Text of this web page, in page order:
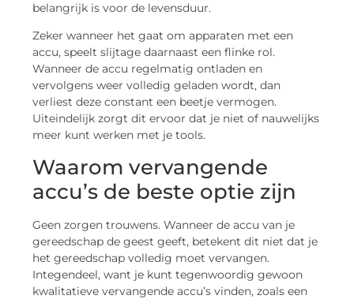
belangrijk is voor de levensduur.
Zeker wanneer het gaat om apparaten met een
accu, speelt slijtage daarnaast een flinke rol.
Wanneer de accu regelmatig ontladen en
vervolgens weer volledig geladen wordt, dan
verliest deze constant een beetje vermogen.
Uiteindelijk zorgt dit ervoor dat je niet of nauwelijks
meer kunt werken met je tools.
Waarom vervangende
accu’s de beste optie zijn
Geen zorgen trouwens. Wanneer de accu van je
gereedschap de geest geeft, betekent dit niet dat je
het gereedschap volledig moet vervangen.
Integendeel, want je kunt tegenwoordig gewoon
kwalitatieve vervangende accu’s vinden, zoals een